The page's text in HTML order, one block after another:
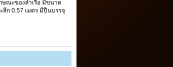
ณะของลำเรือ มีขนาด
ลึก 0.57 เมตร มีปืนบรรจุ